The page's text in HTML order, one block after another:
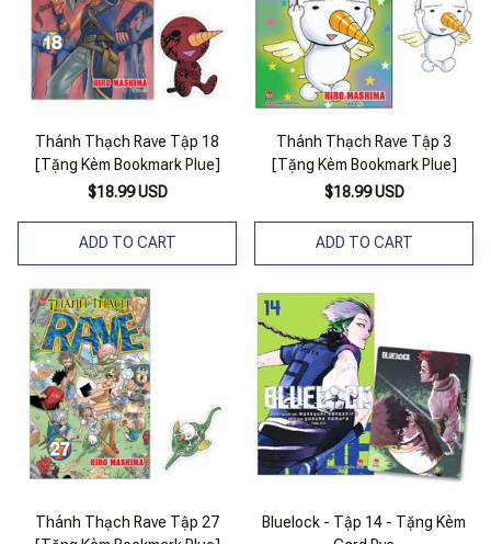
Thánh Thạch Rave Tập 18
[Tặng Kèm Bookmark Plue]
$18.99 USD
ADD TO CART
Thánh Thạch Rave Tập 3
[Tặng Kèm Bookmark Plue]
$18.99 USD
ADD TO CART
Thánh Thạch Rave Tập 27
Bluelock - Tập 14 - Tặng Kèm